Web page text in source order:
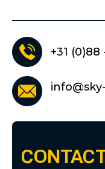
+31 (0)88